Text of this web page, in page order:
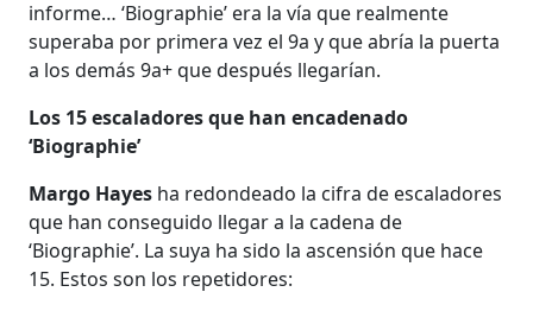
informe… ‘Biographie’ era la vía que realmente
superaba por primera vez el 9a y que abría la puerta
a los demás 9a+ que después llegarían.
Los 15 escaladores que han encadenado
‘Biographie’
Margo Hayes ha redondeado la cifra de escaladores
que han conseguido llegar a la cadena de
‘Biographie’. La suya ha sido la ascensión que hace
15. Estos son los repetidores: